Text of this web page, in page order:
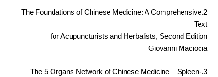
2.The Foundations of Chinese Medicine: A Comprehensive
Text
for Acupuncturists and Herbalists, Second Edition
Giovanni Maciocia
3.The 5 Organs Network of Chinese Medicine – Spleen-